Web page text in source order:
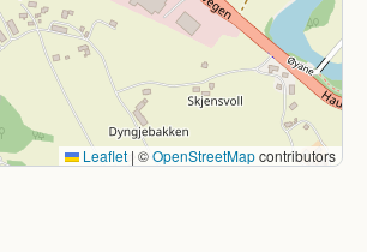
Leaflet | ©OpenStreetMapcontributors